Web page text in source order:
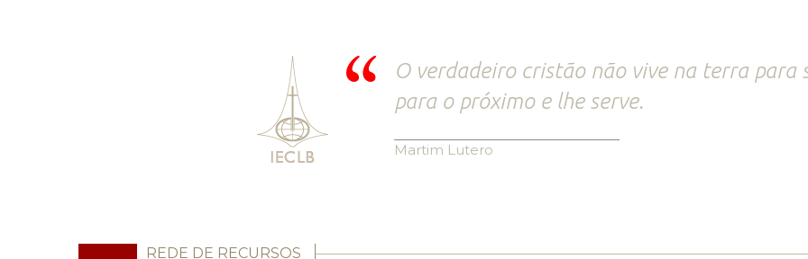
O verdadeiro cristão não vive na terra para
para o próximo e lhe serve.
Martim Lutero
REDE DE RECURSOS